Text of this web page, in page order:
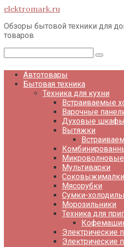
Перейти
контенту
elektromark.ru
Обзоры бытовой техники для
товаров
Автотовары
Бытовая техника
Техника для кухни
Встраиваемые
Варочные
Духовые шкафы
Вытяжки
Микроволновые
Мультиварки
Соковыжималки
Мясорубки
Сумки-
Морозильники
Техника для
Электрические
Электрические